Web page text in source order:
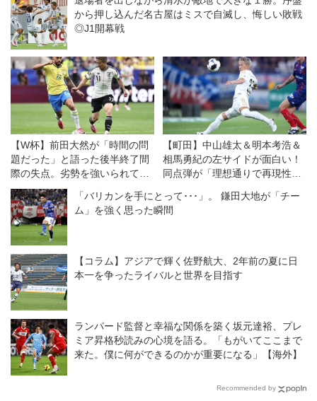
から押し込んだ名古屋はミスで自滅し、悔しい敗戦
◎J1開幕戦
【W杯】前田大然が「時間の問
題だった」と語った後半終了間
際の失点。劣勢を強いられて
「しっかりつなげればよかっ
た」
【町田】中山雄太＆明本考浩＆
相馬勇紀の左サイドが面白い！
同点弾が「理想通りで再現性も
「バリカンを手にとって･･･」。 鎌田大地が「チー
ム」を強く思った瞬間
【コラム】アジアで輝く佐野航大、2年前の夏に日
本一を争ったライバルと世界を目指す
ランパード監督と幸福な関係を築く坂元達裕、プレ
ミア昇格秒読みの心境を語る。「もがいてここまで
来た。僕に何ができるのかが重要になる」【海外】
Recommended by